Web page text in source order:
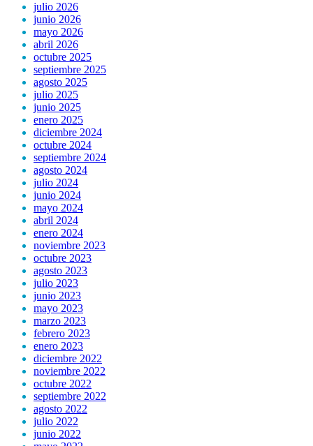
julio 2026
junio 2026
mayo 2026
abril 2026
octubre 2025
septiembre 2025
agosto 2025
julio 2025
junio 2025
enero 2025
diciembre 2024
octubre 2024
septiembre 2024
agosto 2024
julio 2024
junio 2024
mayo 2024
abril 2024
enero 2024
noviembre 2023
octubre 2023
agosto 2023
julio 2023
junio 2023
mayo 2023
marzo 2023
febrero 2023
enero 2023
diciembre 2022
noviembre 2022
octubre 2022
septiembre 2022
agosto 2022
julio 2022
junio 2022